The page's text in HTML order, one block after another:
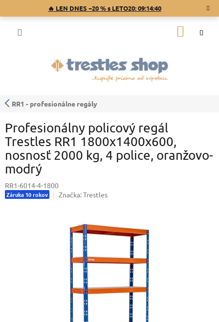
🔥 LEN DNES −20 % s LETO20:09:14:40
RR1 - profesionálne regály
Profesionálny policový regál
Trestles RR1 1800x1400x600,
nosnosť 2000 kg, 4 police, oranžovo-
modrý
RR1-6014-4-1800
Záruka 10 rokov Značka:Trestles